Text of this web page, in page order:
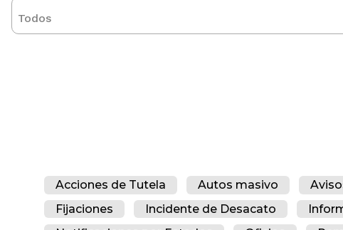
Todos
Acciones de Tutela Autos masivo
Fijaciones
Incidente de Desacato